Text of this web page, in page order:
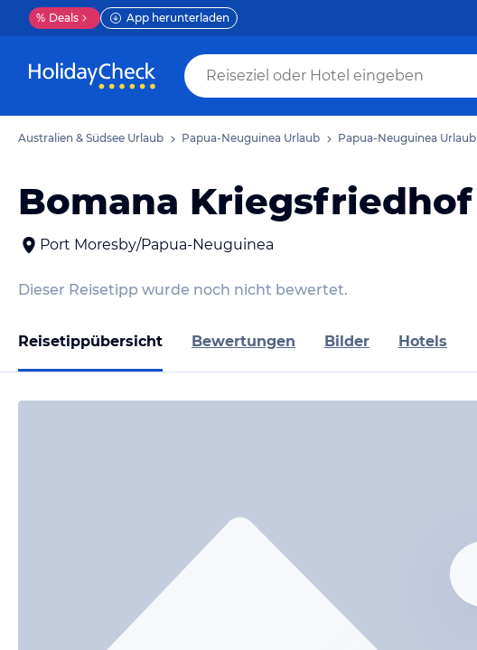
% Deals App herunterladen
Australien & Südsee Urlaub Papua-Neuguinea Urlaub Papua-Neuguinea Urlaub
Bomana Kriegsfriedhof
Port Moresby/Papua-Neuguinea
Dieser Reisetipp wurde noch nicht bewertet.
Reisetippübersicht Bewertungen Bilder Hotels